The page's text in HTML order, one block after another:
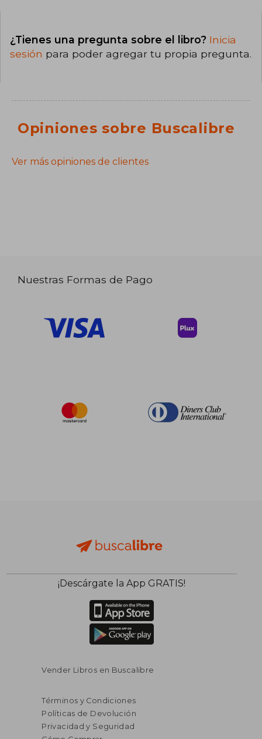
¿Tienes una pregunta sobre el libro? Inicia
sesión para poder agregar tu propia pregunta.
Opiniones sobre Buscalibre
Ver más opiniones de clientes
Nuestras Formas de Pago
¡Descárgate la App GRATIS!
Vender Libros en Buscalibre
Términos y Condiciones
Políticas de Devolución
Privacidad y Seguridad